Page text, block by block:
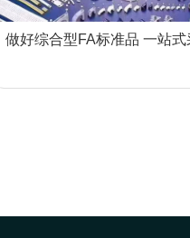
做好综合型FA标准品 一站式